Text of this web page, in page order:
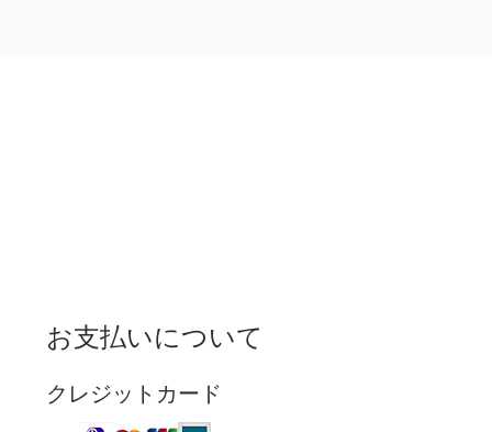
お支払いについて
クレジットカード